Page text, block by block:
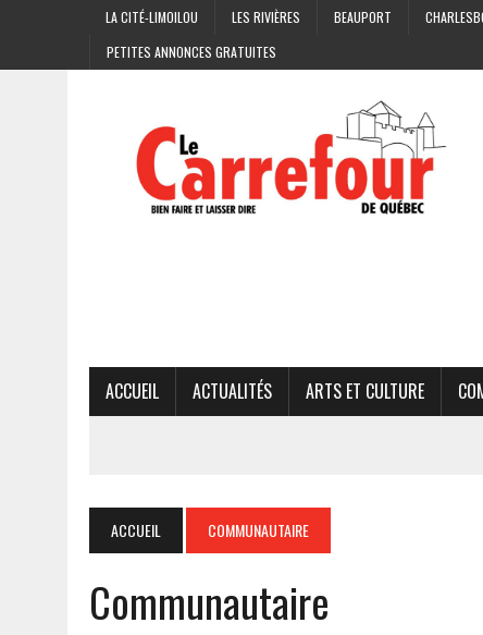
LA CITÉ-LIMOILOU LES RIVIÈRES BEAUPORT
PETITES ANNONCES GRATUITES
ACCUEIL ACTUALITÉS ARTS ET CULTURE
ACCUEIL COMMUNAUTAIRE
Communautaire